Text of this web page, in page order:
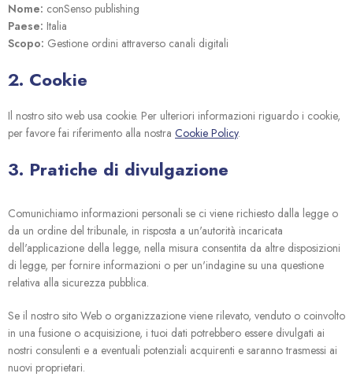
Nome: conSenso publishing
Paese: Italia
Scopo: Gestione ordini attraverso canali digitali
2. Cookie
Il nostro sito web usa cookie. Per ulteriori informazioni riguardo i cookie,
per favore fai riferimento alla nostra Cookie Policy.
3. Pratiche di divulgazione
Comunichiamo informazioni personali se ci viene richiesto dalla legge o
da un ordine del tribunale, in risposta a un'autorità incaricata
dell'applicazione della legge, nella misura consentita da altre disposizioni
di legge, per fornire informazioni o per un'indagine su una questione
relativa alla sicurezza pubblica.
Se il nostro sito Web o organizzazione viene rilevato, venduto o coinvolto
in una fusione o acquisizione, i tuoi dati potrebbero essere divulgati ai
nostri consulenti e a eventuali potenziali acquirenti e saranno trasmessi ai
nuovi proprietari.